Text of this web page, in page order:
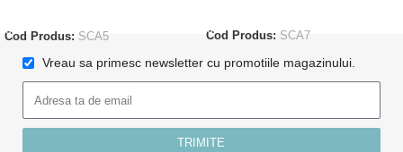
Cod Produs: SCA5 Cod Produs: SCA7
Vreau sa primesc newsletter cu promotiile magazinului.
TRIMITE